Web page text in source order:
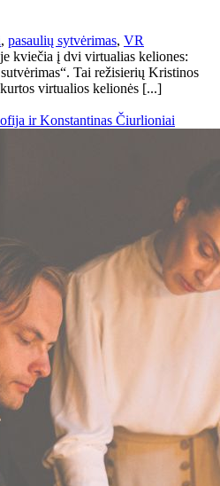
, pasaulių sytvėrimas, VR
kviečia į dvi virtualias keliones:
Tai režisierių Kristinos
virtualios kelionės [...]
ir Konstantinas Čiurlioniai